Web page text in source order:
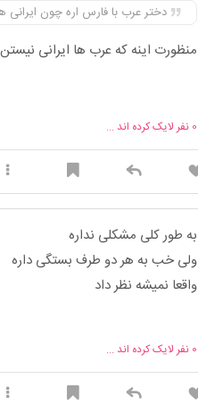
دختر عرب با فارس اره چون
منظورت اینه که عرب ها ایرانی
0 نفر لایک کرده اند ...
به طور کلی مشکلی نداره
ولی خب به هر دو طرف بستگی داره
واقعا نمیشه نظر داد
0 نفر لایک کرده اند ...